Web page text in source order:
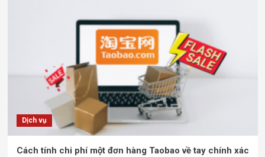
Dịch vụ
Cách tính chi phí một đơn hàng Taobao về tay chính xác